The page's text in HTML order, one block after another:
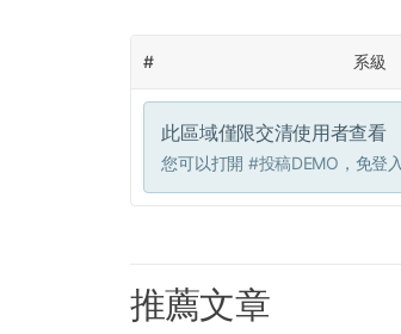
# 系級
此區域僅限交清使用者查看
您可以打開 #投稿DEMO ，免登
推薦文章